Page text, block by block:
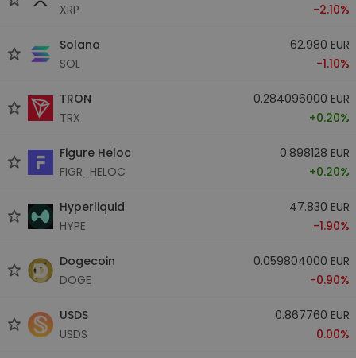
XRP
-2.10%
Solana
SOL
62.980 EUR
-1.10%
TRON
TRX
0.284096000 EUR
+0.20%
Figure Heloc
FIGR_HELOC
0.898128 EUR
+0.20%
Hyperliquid
HYPE
47.830 EUR
-1.90%
Dogecoin
DOGE
0.059804000 EUR
-0.90%
USDS
USDS
0.867760 EUR
0.00%